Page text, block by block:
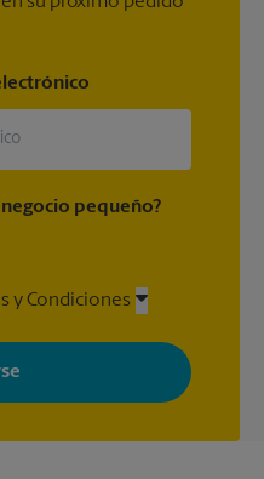
pequeño?
y Condiciones
electrónicos de The UPS
promociones y mensajes
de baja en cualquier
consulte nuestra política de